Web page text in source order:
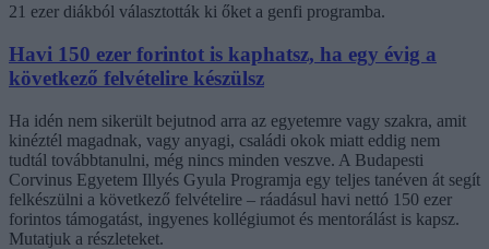
21 ezer diákból választották ki őket a genfi programba.
Havi 150 ezer forintot is kaphatsz, ha egy évig a
következő felvételire készülsz
Ha idén nem sikerült bejutnod arra az egyetemre vagy szakra, amit
kinéztél magadnak, vagy anyagi, családi okok miatt eddig nem
tudtál továbbtanulni, még nincs minden veszve. A Budapesti
Corvinus Egyetem Illyés Gyula Programja egy teljes tanéven át segít
felkészülni a következő felvételire – ráadásul havi nettó 150 ezer
forintos támogatást, ingyenes kollégiumot és mentorálást is kapsz.
Mutatjuk a részleteket.